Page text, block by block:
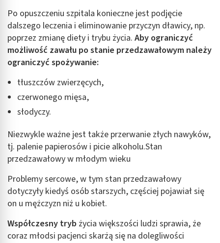
Po opuszczeniu szpitala konieczne jest podjęcie
dalszego leczenia i eliminowanie przyczyn dławicy, np.
poprzez zmianę diety i trybu życia. Aby ograniczyć
możliwość zawału po stanie przedzawałowym należy
ograniczyć spożywanie:
tłuszczów zwierzęcych,
czerwonego mięsa,
słodyczy.
Niezwykle ważne jest także przerwanie złych nawyków,
tj. palenie papierosów i picie alkoholu.Stan
przedzawałowy w młodym wieku
Problemy sercowe, w tym stan przedzawałowy
dotyczyły kiedyś osób starszych, częściej pojawiał się
on u mężczyzn niż u kobiet.
Współczesny tryb życia większości ludzi sprawia, że
coraz młodsi pacjenci skarżą się na dolegliwości